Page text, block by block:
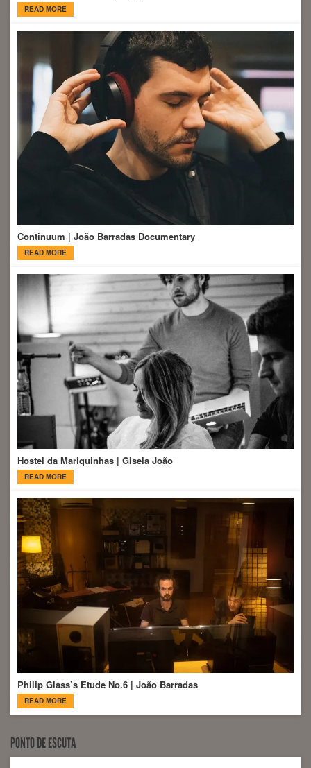
READ MORE
Continuum | João Barradas Documentary
READ MORE
Hostel da Mariquinhas | Gisela João
READ MORE
Philip Glass’s Etude No.6 | João Barradas
READ MORE
PONTO DE ESCUTA